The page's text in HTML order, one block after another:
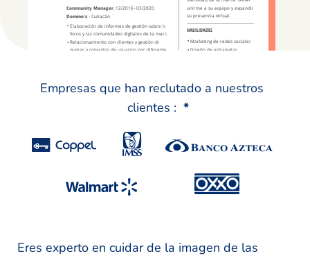
Empresas que han reclutado a nuestros
clientes : *
Eres experto en cuidar de la imagen de las